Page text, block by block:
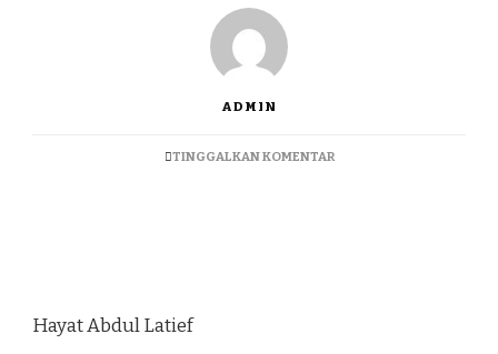
ADMIN
TINGGALKAN KOMENTAR
Hayat Abdul Latief